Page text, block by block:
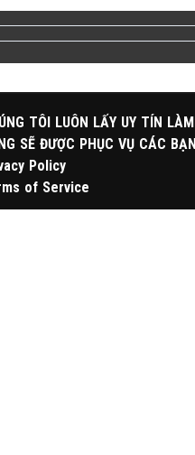
TÔI LUÔN LẤY UY TÍN
SẼ ĐƯỢC PHỤC VỤ CÁC
Policy
of Service